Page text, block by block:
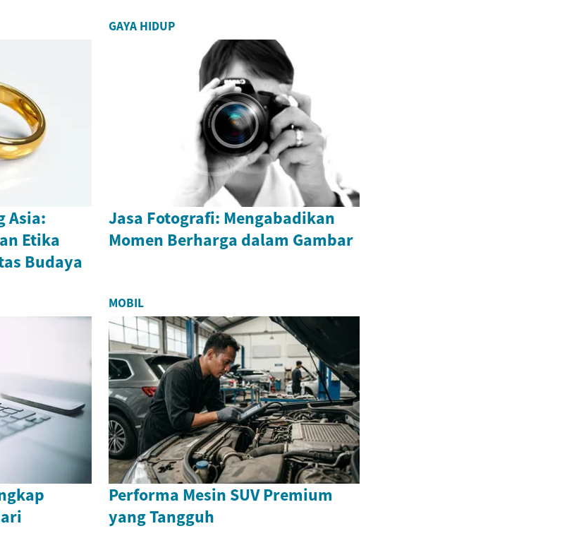
Asia:
Etika
Budaya
GAYA HIDUP
Jasa Fotografi: Mengabadikan
Momen Berharga dalam Gambar
MOBIL
Performa Mesin SUV Premium
yang Tangguh